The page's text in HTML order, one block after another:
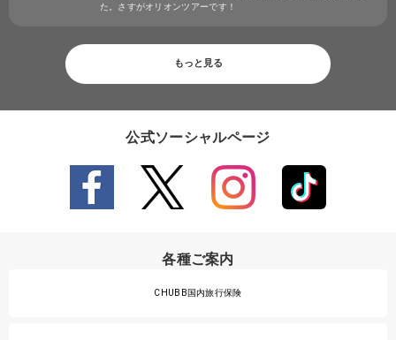
た。さすがオリオンツアーです！
もっと見る
公式ソーシャルページ
各種ご案内
CHUBB国内旅行保険